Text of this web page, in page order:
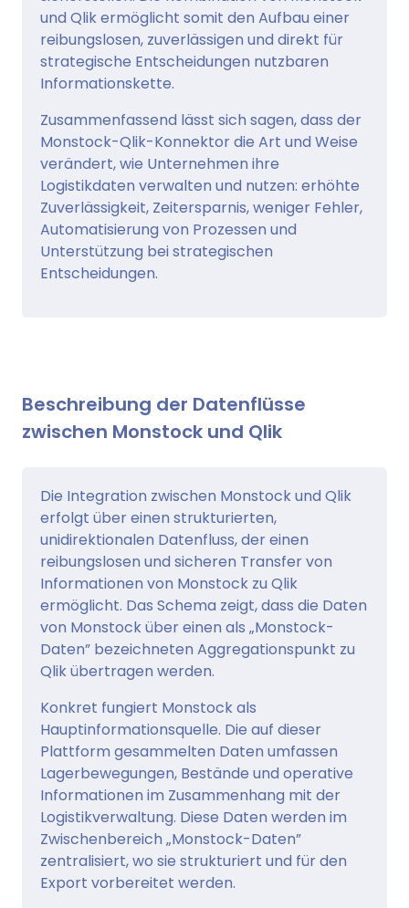
und Qlik ermöglicht somit den Aufbau einer
reibungslosen, zuverlässigen und direkt für
strategische Entscheidungen nutzbaren
Informationskette.
Zusammenfassend lässt sich sagen, dass der
Monstock-Qlik-Konnektor die Art und Weise
verändert, wie Unternehmen ihre
Logistikdaten verwalten und nutzen: erhöhte
Zuverlässigkeit, Zeitersparnis, weniger Fehler,
Automatisierung von Prozessen und
Unterstützung bei strategischen
Entscheidungen.
Beschreibung der Datenflüsse
zwischen Monstock und Qlik
Die Integration zwischen Monstock und Qlik
erfolgt über einen strukturierten,
unidirektionalen Datenfluss, der einen
reibungslosen und sicheren Transfer von
Informationen von Monstock zu Qlik
ermöglicht. Das Schema zeigt, dass die Daten
von Monstock über einen als „Monstock-
Daten” bezeichneten Aggregationspunkt zu
Qlik übertragen werden.
Konkret fungiert Monstock als
Hauptinformationsquelle. Die auf dieser
Plattform gesammelten Daten umfassen
Lagerbewegungen, Bestände und operative
Informationen im Zusammenhang mit der
Logistikverwaltung. Diese Daten werden im
Zwischenbereich „Monstock-Daten”
zentralisiert, wo sie strukturiert und für den
Export vorbereitet werden.